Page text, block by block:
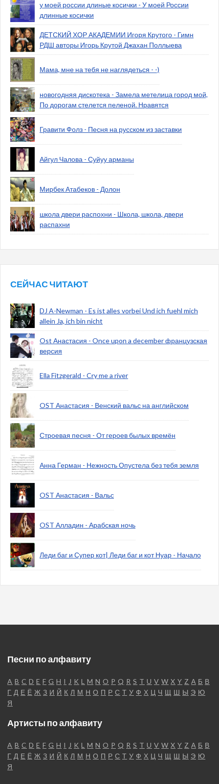
у моей россии длиные косички - У моей России
длинные косички
ДЕТСКИЙ ХОР АКАДЕМИИ Игоря Крутого - Гимн
РДШ авторы Игорь Крутой Джахан Поллыева
Мама, мне на тебя не наглядеться - -)
новогодняя дискотека - Замела метелица город мой,
По дорогам стелется пеленой. Нравятся
Гравити Фолз - Песня на русском из заставки
Айгул Чалова - Суйуу арманы
Мирбек Атабеков - Долон
школа двери распохни - Школа, школа, двери
распахни
СЕЙЧАС ЧИТАЮТ
DJ A-Newman - Es ist alles vorbei Und ich fuehl mich
allein Ja, ich bin nicht
Ost Анастасия - Once upon a december французская
версия
Ella Fitzgerald - Cry me a river
OST Анастасия - Венский вальс на английском
Строевая песня - От героев былых времён
Анна Герман - Нежность Опустела без тебя земля
OST Анастасия - Вальс
OST Алладин - Арабская ночь
Леди баг и Супер кот| Леди баг и кот Нуар - Начало
Песни по алфавиту
A B C D E F G H I J K L M N O P Q R S T U V W X Y Z А Б В
Г Д Е Ё Ж З И Й К Л М Н О П Р С Т У Ф Х Ц Ч Щ Ш Ы Э Ю
Я
Артисты по алфавиту
A B C D E F G H I J K L M N O P Q R S T U V W X Y Z А Б В
Г Д Е Ё Ж З И Й К Л М Н О П Р С Т У Ф Х Ц Ч Щ Ш Ы Э Ю
Я